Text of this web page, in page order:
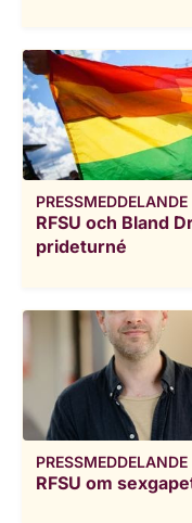
PRESSMEDDELANDE
RFSU och Bland
prideturné
PRESSMEDDELANDE
RFSU om